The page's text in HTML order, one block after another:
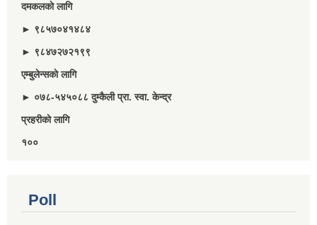
दमकलकाे लागि
► ९८५७०४१४८४
► ९८४७२७२१९९
एम्बुलेन्सकाे लागि
► ०७८-५४५०८८ दुम्कैली प्रा. स्वा. केन्द्र
प्रहरीकाे लागि
१००
Poll